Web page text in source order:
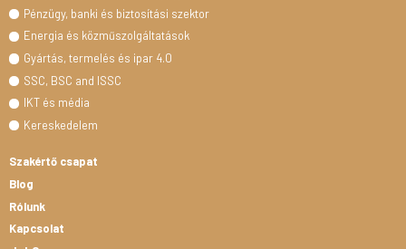
Pénzügy, banki és biztosítási szektor
Energia és közműszolgáltatások
Gyártás, termelés és ipar 4.0
SSC, BSC and ISSC
IKT és média
Kereskedelem
Szakértő csapat
Blog
Rólunk
Kapcsolat